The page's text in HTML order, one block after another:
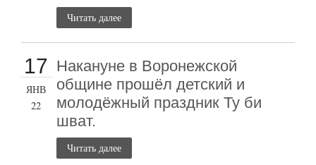
Читать далее
17
ЯНВ
22
Накануне в Воронежской
общине прошёл детский и
молодёжный праздник Ту би
шват.
Читать далее